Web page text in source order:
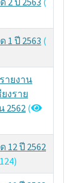
1 ปี 2563 (
ายงาน
งราย
2562 (
12 ปี 2562